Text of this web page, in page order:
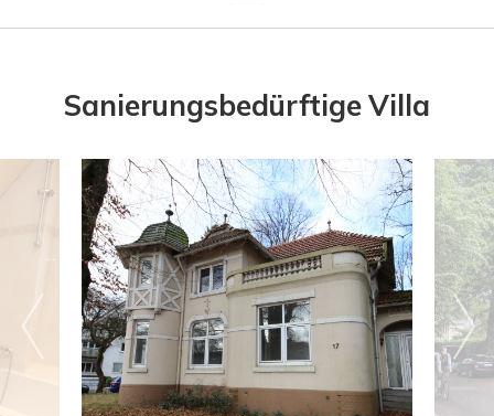
Sanierungsbedürftige Villa